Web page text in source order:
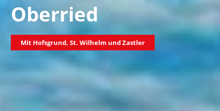
Oberried
Mit Hofsgrund, St. Wilhelm und Zastler